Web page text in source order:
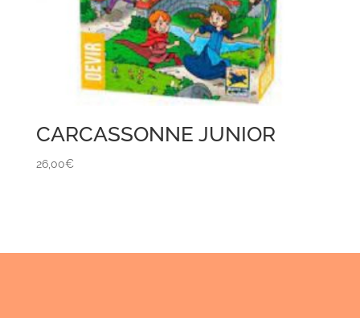
CARCASSONNE JUNIOR
26,00€